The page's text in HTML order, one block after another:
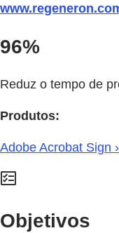
96%
Reduz o tempo de
Produtos:
Adobe Acrobat Sign ›
Objetivos